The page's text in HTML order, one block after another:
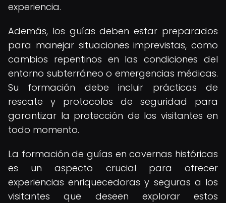
experiencia.
Además, los guías deben estar preparados
para manejar situaciones imprevistas, como
cambios repentinos en las condiciones del
entorno subterráneo o emergencias médicas.
Su formación debe incluir prácticas de
rescate y protocolos de seguridad para
garantizar la protección de los visitantes en
todo momento.
La formación de guías en cavernas históricas
es un aspecto crucial para ofrecer
experiencias enriquecedoras y seguras a los
visitantes que deseen explorar estos